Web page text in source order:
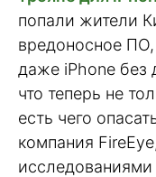
попали жители
вредоносное ПО,
даже iPhone без
что теперь не
есть чего
компания
исследованиями